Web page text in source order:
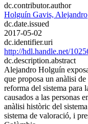
dc.contributor.author
Holguín Gavis, Alejandro
dc.date.issued
2017-05-02
dc.identifier.uri
http://hdl.handle.net/
dc.description.abstract
Alejandro Holguín
que proposa un anàlisi
reforma del sistema para
causados a las personas
anàlisi històric del
sistema de valoració, i